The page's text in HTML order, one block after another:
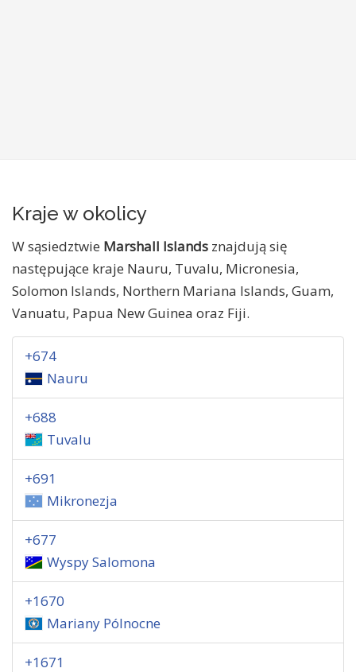
Kraje w okolicy
W sąsiedztwie Marshall Islands znajdują się
następujące kraje Nauru, Tuvalu, Micronesia,
Solomon Islands, Northern Mariana Islands, Guam,
Vanuatu, Papua New Guinea oraz Fiji.
+674
Nauru
+688
Tuvalu
+691
Mikronezja
+677
Wyspy Salomona
+1670
Mariany Pólnocne
+1671